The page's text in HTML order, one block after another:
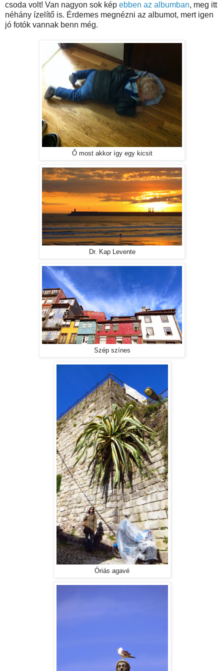
csoda volt! Van nagyon sok kép ebben az albumban, meg itt
néhány ízelítő is. Érdemes megnézni az albumot, mert igen
jó fotók vannak benn még.
Ő most akkor így egy kicsit
Dr. Kap Levente
Szép színes
Óriás agavé